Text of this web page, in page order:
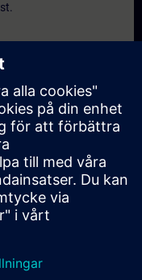
om du behöver en
på plats, virtuellt
typ av förfrågan
att du har angett
kommer du att